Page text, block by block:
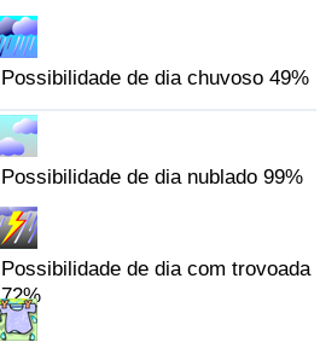
Possibilidade de dia chuvoso 49%
Possibilidade de dia nublado 99%
Possibilidade de dia com trovoada
72%